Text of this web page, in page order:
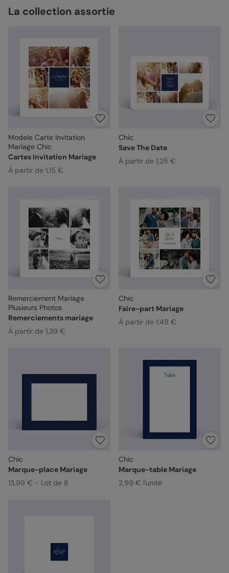
La collection assortie
Modele Carte Invitation
Mariage Chic
Cartes Invitation Mariage
À partir de 1,15 €
Chic
Save The Date
À partir de 1,25 €
Remerciement Mariage
Plusieurs Photos
Remerciements mariage
À partir de 1,39 €
Chic
Faire-part Mariage
À partir de 1,49 €
Chic
Marque-place Mariage
13,99 € - Lot de 8
Chic
Marque-table Mariage
2,99 € l'unité